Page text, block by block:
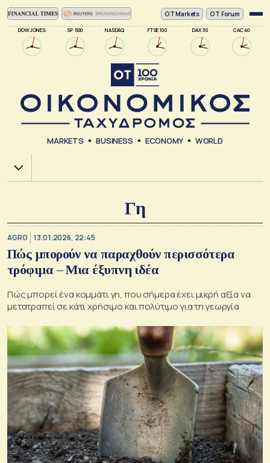
DOW JONES SP 500 NASDAQ FTSE 100 DAX 30 CAC 40
ΟΤ Markets OT Forum
MARKETS BUSINESS ECONOMY WORLD
Χ.Α.
Γη
AGRO 13.01.2026, 22:45
Πώς μπορούν να παραχθούν περισσότερα
τρόφιμα – Μια έξυπνη ιδέα
Πώς μπορεί ένα κομμάτι γη, που σήμερα έχει μικρή αξία να
μετατραπεί σε κάτι χρήσιμο και πολύτιμο για τη γεωργία